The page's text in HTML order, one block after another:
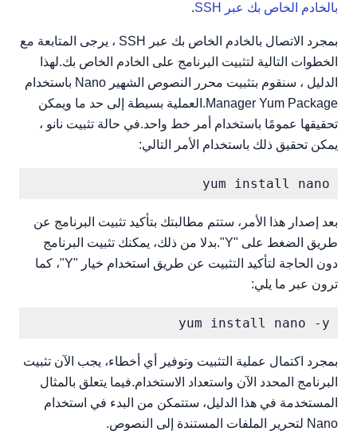
بالخادم الخاص بك عبر SSH
.
بمجرد الاتصال بالخادم الخاص بك عبر SSH ، يرجى المتابعة مع
الخطوات التالية لتثبيت البرنامج على الخادم الخاص بك.لهذا
الدليل ، سنقوم بتثبيت محرر النصوص الشهير Nano باستخدام
Manager Yum Package.العملية بسيطة إلى حد ما ويمكن
تحقيقها عمومًا باستخدام أمر خط واحد.في حالة تثبيت نانو ،
يمكن تحقيق ذلك باستخدام الأمر التالي:
yum install nano
بعد إصدار هذا الأمر، ستتم مطالبتك بتأكيد تثبيت البرنامج عن
طريق الضغط على "Y".بدلا من ذلك، يمكنك تثبيت البرنامج
دون الحاجة لتأكيد التثبيت عن طريق استخدام خيار "Y"، كما
ترون عبر ما يلي:
yum install nano -y
بمجرد اكتمال عملية التثبيت وتوفير أي أخطاء، يجب الآن تثبيت
البرنامج المحدد الآن واستعداد الاستخدام.فيما يتعلق بالمثال
المستخدمة في هذا الدليل، ستتمكن من البدء في استخدام
Nano لتحرير الملفات المستندة إلى النصوص.